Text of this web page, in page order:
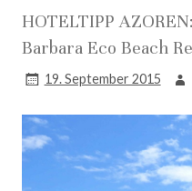
HOTELTIPP
Barbara Eco Beach
19. September 2015